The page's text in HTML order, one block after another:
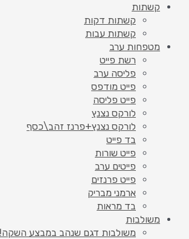
קשתות
קשתות דקות
קשתות עבות
מטפחות ערב
רשת פייט
פליסה ערב
פייט מודפס
פייט פליסה
לורקס נצנץ
לורקס נצנץ+פרנז זהב\כסף
בד פייט
פייט שורות
פייטים ערב
פייט פרנזים
ארמני מבריק
בד מראות
משולבות
משולבות דגם שנהב במבצע השקה!